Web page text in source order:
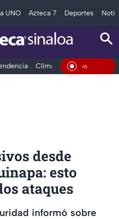
UNO Azteca 7 Deportes
Clima Deportes
En Vivo
desde
esto
ataques
informó sobre